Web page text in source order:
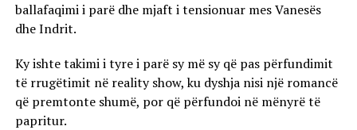
ballafaqimi i parë dhe mjaft i tensionuar mes Vanesës
dhe Indrit.
Ky ishte takimi i tyre i parë sy më sy që pas përfundimit
të rrugëtimit në reality show, ku dyshja nisi një romancë
që premtonte shumë, por që përfundoi në mënyrë të
papritur.